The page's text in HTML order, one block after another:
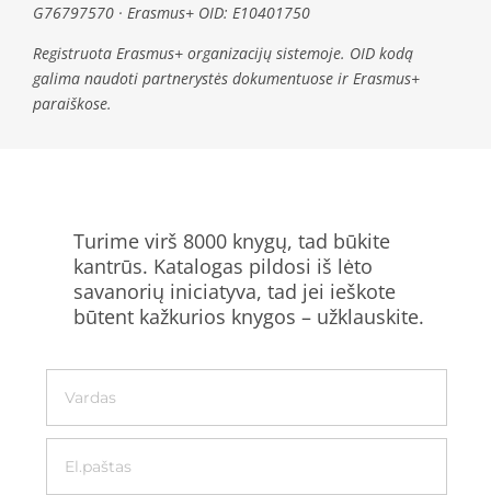
G76797570 · Erasmus+ OID: E10401750
Registruota Erasmus+ organizacijų sistemoje. OID kodą
galima naudoti partnerystės dokumentuose ir Erasmus+
paraiškose.
Turime virš 8000 knygų, tad būkite
kantrūs. Katalogas pildosi iš lėto
savanorių iniciatyva, tad jei ieškote
būtent kažkurios knygos – užklauskite.